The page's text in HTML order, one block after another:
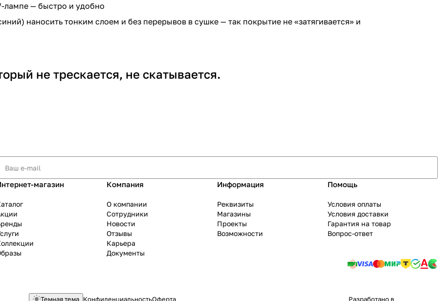
лампе — быстро и удобно
наносить тонким слоем и без перерывов в сушке — так покрытие не «затягивается» и
не трескается, не скатывается.
магазин Компания
О компании
Сотрудники
Новости
Отзывы
Карьера
Документы
Информация
Реквизиты
Магазины
Проекты
Возможности
Помощь
Условия оплаты
Условия доставки
Гарантия на товар
Вопрос-ответ
Темная тема КонфиденциальностьОферта Разработано в